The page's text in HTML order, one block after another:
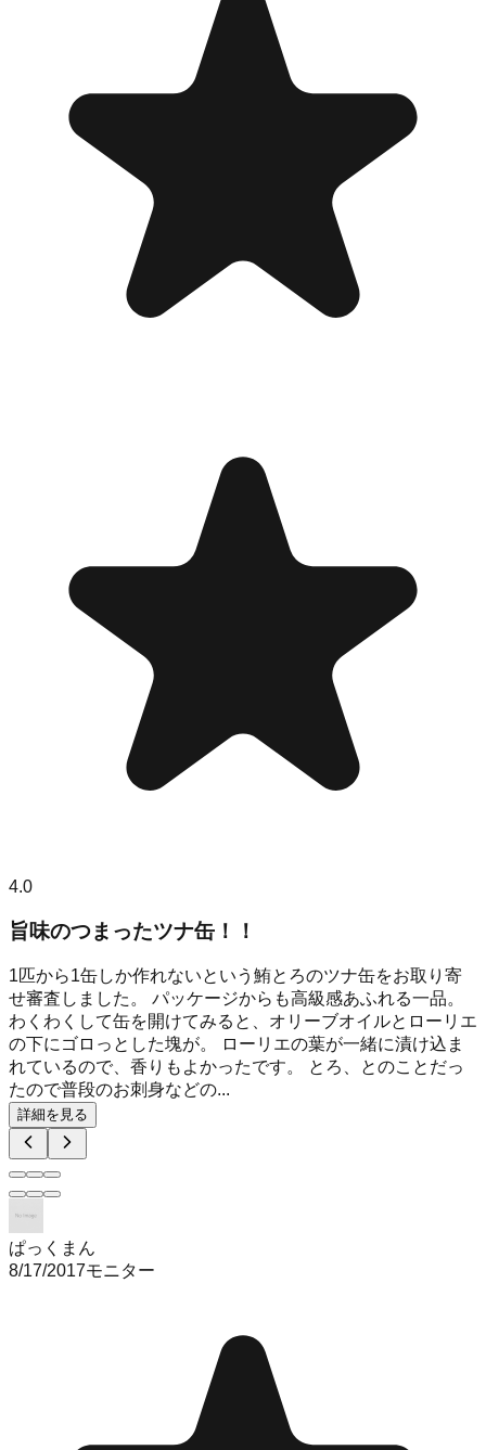
4.0
旨味のつまったツナ缶！！
1匹から1缶しか作れないという鮪とろのツナ缶をお取り寄
せ審査しました。 パッケージからも高級感あふれる一品。
わくわくして缶を開けてみると、オリーブオイルとローリエ
の下にゴロっとした塊が。 ローリエの葉が一緒に漬け込ま
れているので、香りもよかったです。 とろ、とのことだっ
たので普段のお刺身などの...
詳細を見る
ぱっくまん
8/17/2017モニター